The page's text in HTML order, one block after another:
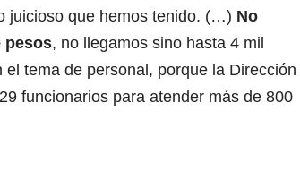
juicioso que hemos tenido. (…) No
pesos, no llegamos sino hasta 4 mil
tema de personal, porque la Dirección
funcionarios para atender más de 800